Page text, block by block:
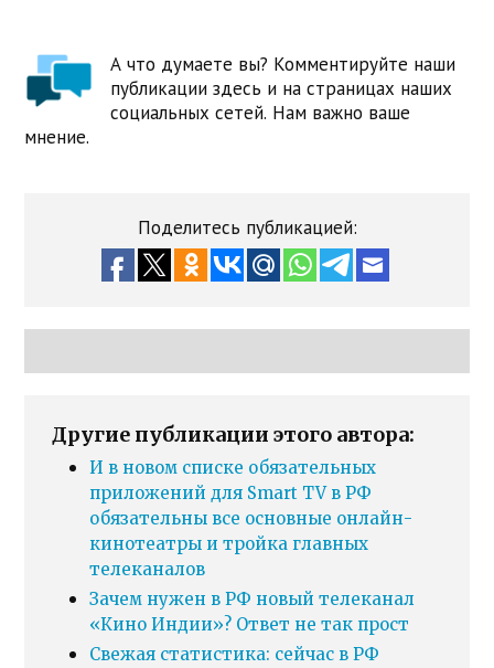
А что думаете вы? Комментируйте наши
публикации здесь и на страницах наших
социальных сетей. Нам важно ваше
мнение.
Поделитесь публикацией:
Другие публикации этого автора:
И в новом списке обязательных
приложений для Smart TV в РФ
обязательны все основные онлайн-
кинотеатры и тройка главных
телеканалов
Зачем нужен в РФ новый телеканал
«Кино Индии»? Ответ не так прост
Свежая статистика: сейчас в РФ